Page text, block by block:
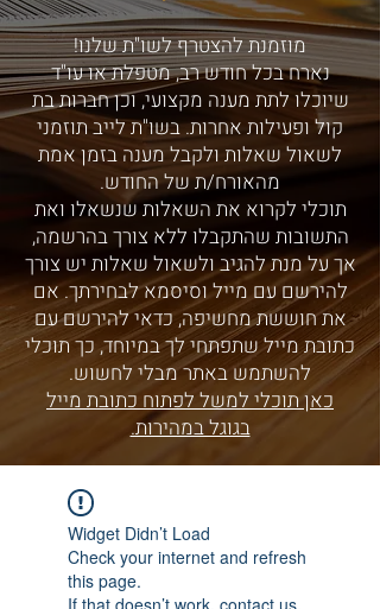
מוזמנת להצטרף לשו"ת שלנו!
נארח בכל חודש רב, מטפלת או עו"ד
שיוכלו לתת מענה מקצועי, וכן חברות בת
קול ופעילות אחרות. בשו"ת לייב תוזמני
לשאול שאלות ולקבל מענה בזמן אמת
מהאורח/ת של החודש.
תוכלי לקרוא את השאלות שנשאלו ואת
התשובות שהתקבלו ללא צורך בהרשמה,
אך על מנת להגיב ולשאול שאלות יש צורך
להירשם עם מייל וסיסמא לבחירתך. אם
את חוששת מחשיפה, כדאי להירשם עם
כתובת מייל שתפתחי לך במיוחד, כך תוכלי
להשתמש באתר מבלי לחשוש.
כאן תוכלי למשל לפתוח כתובת מייל
בגוגל במהירות.
Widget Didn’t Load
Check your internet and refresh
this page.
If that doesn’t work, contact us.